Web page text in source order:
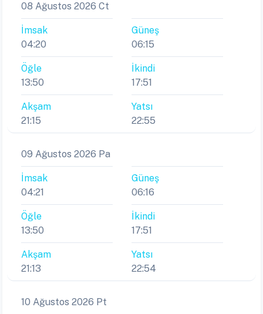
08 Ağustos 2026 Ct
İmsak
04:20
Güneş
06:15
Öğle
13:50
İkindi
17:51
Akşam
21:15
Yatsı
22:55
09 Ağustos 2026 Pa
İmsak
04:21
Güneş
06:16
Öğle
13:50
İkindi
17:51
Akşam
21:13
Yatsı
22:54
10 Ağustos 2026 Pt